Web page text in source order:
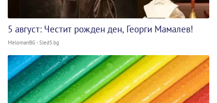
5 август: Честит рожден ден, Георги Мамалев!
MelomanBG - Sled5.bg